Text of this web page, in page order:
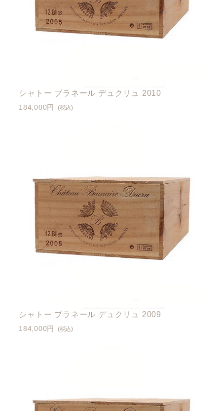
シャトー ブラネール デュクリュ 2010
184,000円 (税込)
シャトー ブラネール デュクリュ 2009
184,000円 (税込)